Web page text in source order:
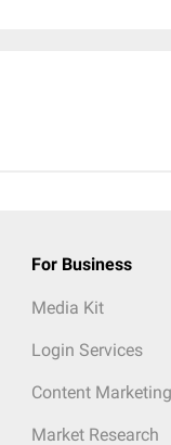
For Business
Media Kit
Login Services
Content Marketing
Market Research